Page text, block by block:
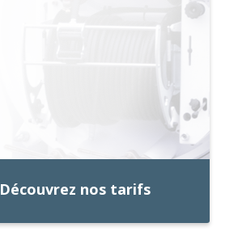
Découvrez nos tarifs